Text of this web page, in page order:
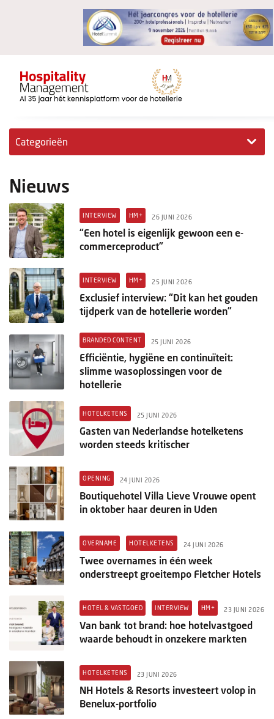
Categorieën
Hotelovernames
HM+
Jong & Ambitieus
Columns
Michelin
Nieuwe hotels
Personalia
HotelSummit
Nieuws
INTERVIEW HM+ 26 JUNI 2026
“Een hotel is eigenlijk gewoon een e-
commerceproduct”
INTERVIEW HM+ 25 JUNI 2026
Exclusief interview: “Dit kan het gouden
tijdperk van de hotellerie worden”
BRANDED CONTENT 25 JUNI 2026
Efficiëntie, hygiëne en continuïteit:
slimme wasoplossingen voor de
hotellerie
HOTELKETENS 25 JUNI 2026
Gasten van Nederlandse hotelketens
worden steeds kritischer
OPENING 24 JUNI 2026
Boutiquehotel Villa Lieve Vrouwe opent
in oktober haar deuren in Uden
OVERNAME HOTELKETENS 24 JUNI 2026
Twee overnames in één week
onderstreept groeitempo Fletcher Hotels
HOTEL & VASTGOED INTERVIEW HM+ 23 JUNI 2026
Van bank tot brand: hoe hotelvastgoed
waarde behoudt in onzekere markten
HOTELKETENS 23 JUNI 2026
NH Hotels & Resorts investeert volop in
Benelux-portfolio